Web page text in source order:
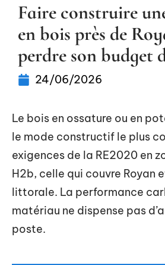
Faire construire
en bois près de
perdre son budget
24/06/2026
Le bois en ossature ou en
le mode constructif le plus
exigences de la RE2020 en
H2b, celle qui couvre Royan
littorale. La performance
matériau ne dispense pas
poste.